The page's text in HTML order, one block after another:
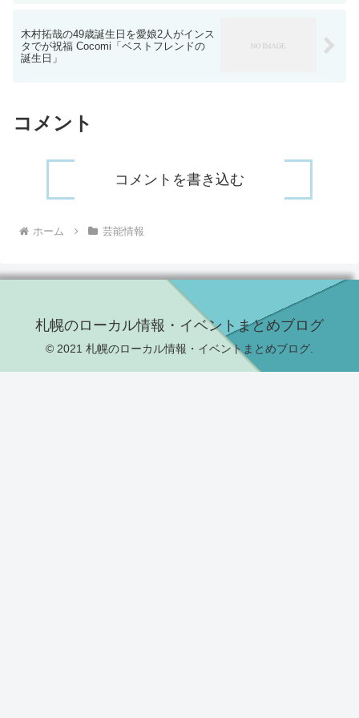
木村拓哉の49歳誕生日を愛娘2人がインス
タでが祝福 Cocomi「ベストフレンドの
誕生日」
コメント
コメントを書き込む
ホーム 芸能情報
札幌のローカル情報・イベントまとめブログ
© 2021 札幌のローカル情報・イベントまとめブログ.